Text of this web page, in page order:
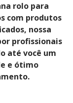
rolo para
com produtos
nossa
profissionais
até você um
e ótimo